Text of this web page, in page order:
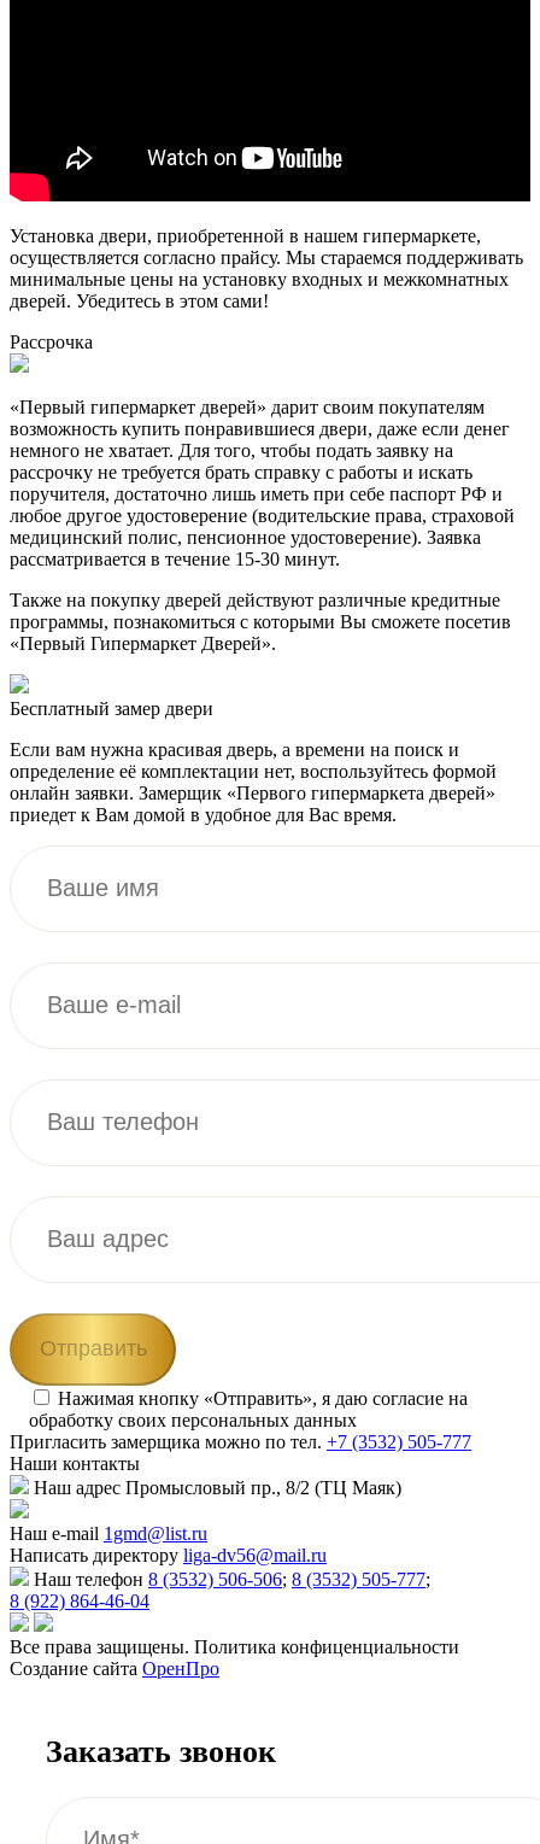
Установка двери, приобретенной в нашем гипермаркете,
осуществляется согласно прайсу. Мы стараемся поддерживать
минимальные цены на установку входных и межкомнатных
дверей. Убедитесь в этом сами!
Рассрочка
«Первый гипермаркет дверей» дарит своим покупателям
возможность купить понравившиеся двери, даже если денег
немного не хватает. Для того, чтобы подать заявку на
рассрочку не требуется брать справку с работы и искать
поручителя, достаточно лишь иметь при себе паспорт РФ и
любое другое удостоверение (водительские права, страховой
медицинский полис, пенсионное удостоверение). Заявка
рассматривается в течение 15-30 минут.
Также на покупку дверей действуют различные кредитные
программы, познакомиться с которыми Вы сможете посетив
«Первый Гипермаркет Дверей».
Бесплатный замер двери
Если вам нужна красивая дверь, а времени на поиск и
определение её комплектации нет, воспользуйтесь формой
онлайн заявки. Замерщик «Первого гипермаркета дверей»
приедет к Вам домой в удобное для Вас время.
Нажимая кнопку «Отправить», я даю согласие на
обработку своих персональных данных
Пригласить замерщика можно по тел. +7 (3532) 505-777
Наши контакты
Наш адрес Промысловый пр., 8/2 (ТЦ Маяк)
Наш e-mail 1gmd@list.ru
Написать директору liga-dv56@mail.ru
Наш телефон 8 (3532) 506-506; 8 (3532) 505-777;
8 (922) 864-46-04
Все права защищены. Политика конфиценциальности
Создание сайта ОренПро
Заказать звонок